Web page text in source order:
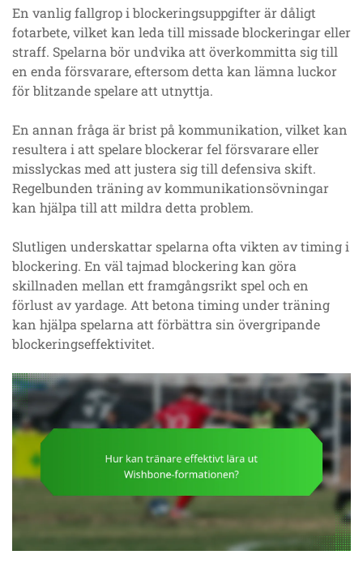
En vanlig fallgrop i blockeringsuppgifter är dåligt
fotarbete, vilket kan leda till missade blockeringar eller
straff. Spelarna bör undvika att överkommitta sig till
en enda försvarare, eftersom detta kan lämna luckor
för blitzande spelare att utnyttja.
En annan fråga är brist på kommunikation, vilket kan
resultera i att spelare blockerar fel försvarare eller
misslyckas med att justera sig till defensiva skift.
Regelbunden träning av kommunikationsövningar
kan hjälpa till att mildra detta problem.
Slutligen underskattar spelarna ofta vikten av timing i
blockering. En väl tajmad blockering kan göra
skillnaden mellan ett framgångsrikt spel och en
förlust av yardage. Att betona timing under träning
kan hjälpa spelarna att förbättra sin övergripande
blockeringseffektivitet.